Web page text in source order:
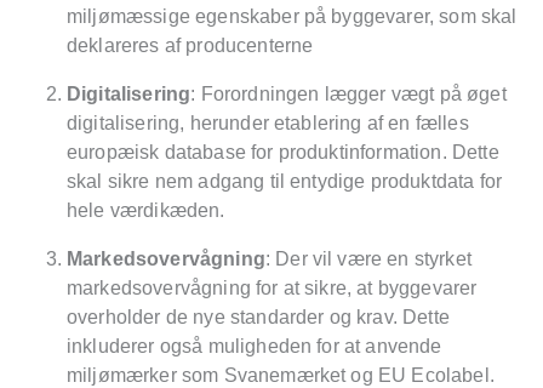
miljømæssige egenskaber på byggevarer, som skal
deklareres af producenterne
Digitalisering: Forordningen lægger vægt på øget
digitalisering, herunder etablering af en fælles
europæisk database for produktinformation. Dette
skal sikre nem adgang til entydige produktdata for
hele værdikæden.
Markedsovervågning: Der vil være en styrket
markedsovervågning for at sikre, at byggevarer
overholder de nye standarder og krav. Dette
inkluderer også muligheden for at anvende
miljømærker som Svanemærket og EU Ecolabel.